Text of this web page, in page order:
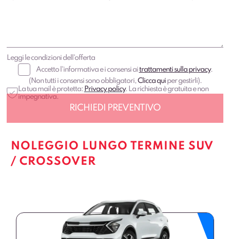
Leggi le condizioni dell'offerta
Accetto l'informativa e i consensi aitrattamenti sulla privacy.
(Non tutti i consensi sono obbligatori,Clicca quiper gestirli).
La tua mail è protetta: Privacy policy. La richiesta è gratuita e non
impegnativa.
NOLEGGIO LUNGO TERMINE SUV
/ CROSSOVER